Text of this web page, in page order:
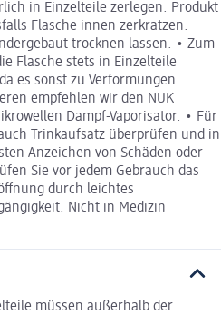
in Einzelteile zerlegen. Produkt
Flasche innen zerkratzen.
trocknen lassen. • Zum
Flasche stets in Einzelteile
es sonst zu Verformungen
empfehlen wir den NUK
Dampf-Vaporisator. • Für
Trinkaufsatz überprüfen und in
Anzeichen von Schäden oder
Sie vor jedem Gebrauch das
durch leichtes
Nicht in Medizin
müssen außerhalb der